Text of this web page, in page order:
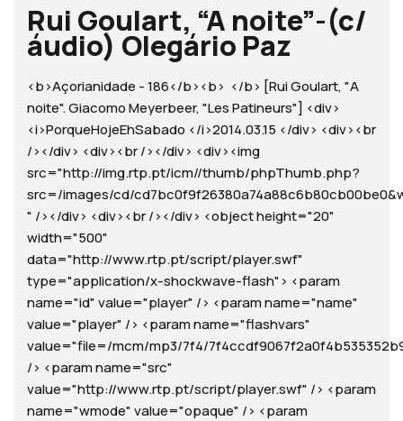
Rui Goulart, “A noite”-(c/
áudio) Olegário Paz
<b>Açorianidade - 186</b><b> </b> [Rui Goulart, "A
noite". Giacomo Meyerbeer, "Les Patineurs"] <div>
<i>PorqueHojeEhSabado </i>2014.03.15 </div> <div><br
/></div> <div><br /></div> <div><img
src="http://img.rtp.pt/icm//thumb/phpThumb.php?
src=/images/cd/
" /></div> <div><br /></div> <object height="20"
width="500"
data="http://www.rtp.pt/script/player.swf"
type="application/x-shockwave-flash"> <param
name="id" value="player" /> <param name="name"
value="player" /> <param name="flashvars"
value="file=/mcm/mp3/7f4/
/> <param name="src"
value="http://www.rtp.pt/script/player.swf" /> <param
name="wmode" value="opaque" /> <param